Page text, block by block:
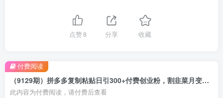
点赞8 分享 收藏
（9129期）拼多多复制粘贴日引300+付费创业粉，割韭菜月变现六位数最新教程！
此内容为付费阅读，请付费后查看
付费阅读